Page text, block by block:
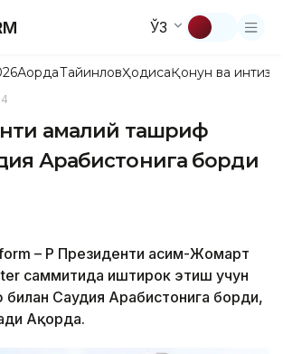
ЎЗ
АқордаТайинловҲодисаҚонун ва
амалий ташриф
Арабистонига борди
– ҚР Президенти Қасим-Жомарт
саммитида иштирок этиш учун
Саудия Арабистонига борди,
Ақорда.